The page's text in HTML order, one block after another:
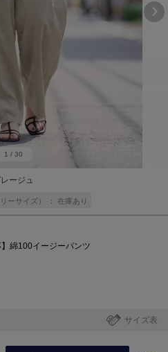
1 / 30
ージュ
ーサイズ） 在庫あり
綿100イージーパンツ
サイズ表